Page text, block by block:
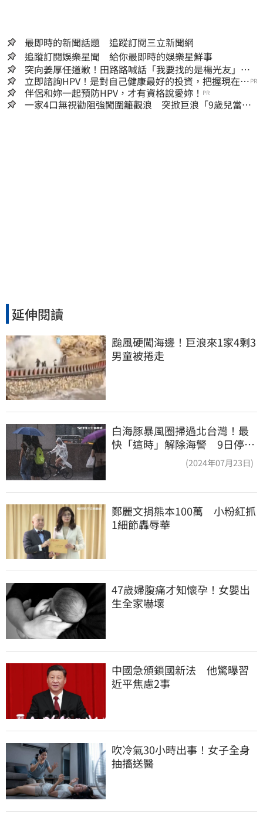
最即時的新聞話題 追蹤訂閱三立新聞網
追蹤訂閱娛樂星聞 給你最即時的娛樂星鮮事
突向姜厚任道歉！田路路喊話「我要找的是楊光友」：
當時太衝動
立即諮詢HPV！是對自己健康最好的投資，把握現在不
嫌晚！
PR
伴侶和妳一起預防HPV，才有資格說愛妳！ PR
一家4口無視勸阻強闖圍籬觀浪 突掀巨浪「9歲兒當場
延伸閱讀
颱風硬闖海邊！巨浪來1家4剩3
男童被捲走
白海豚暴風圈掃過北台灣！最
快「這時」解除海警 9日停班
(2024年07月23日)
鄭麗文捐熊本100萬　小粉紅抓
1細節轟辱華
47歲婦腹痛才知懷孕！女嬰出
生全家嚇壞
中國急頒鎖國新法　他驚曝習
近平焦慮2事
吹冷氣30小時出事！女子全身
抽搐送醫